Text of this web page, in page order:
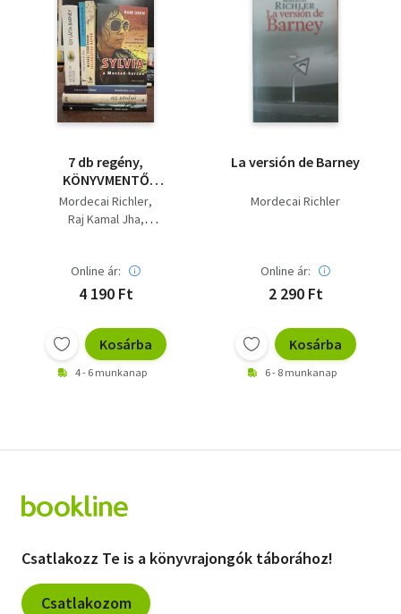
7 db regény,
KÖNYVMENTŐ
AJÁNLAT: Így látta
Barney, Kalkuttai
Moszad-harcos,
Anatevka után, Az
utolsó aratás, Sötét
Mordecai Richler
Raj Kamal Jha
Alexandra Silber
Jim Crace
Online ár:
4 190 Ft
Kosárba
4 - 6 munkanap
La versión de Barney
Mordecai Richler
Online ár:
2 290 Ft
Kosárba
6 - 8 munkanap
Csatlakozz Te is a könyvrajongók táborához!
Csatlakozom